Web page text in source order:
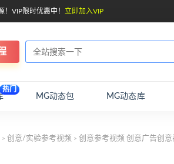
！VIP限时优惠中！ 立即加入VIP
热门
MG动态包 MG动态库
> 创意/实验参考视频 > 创意参考视频 创意广告创